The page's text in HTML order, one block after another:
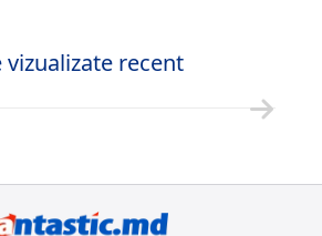
vizualizate recent